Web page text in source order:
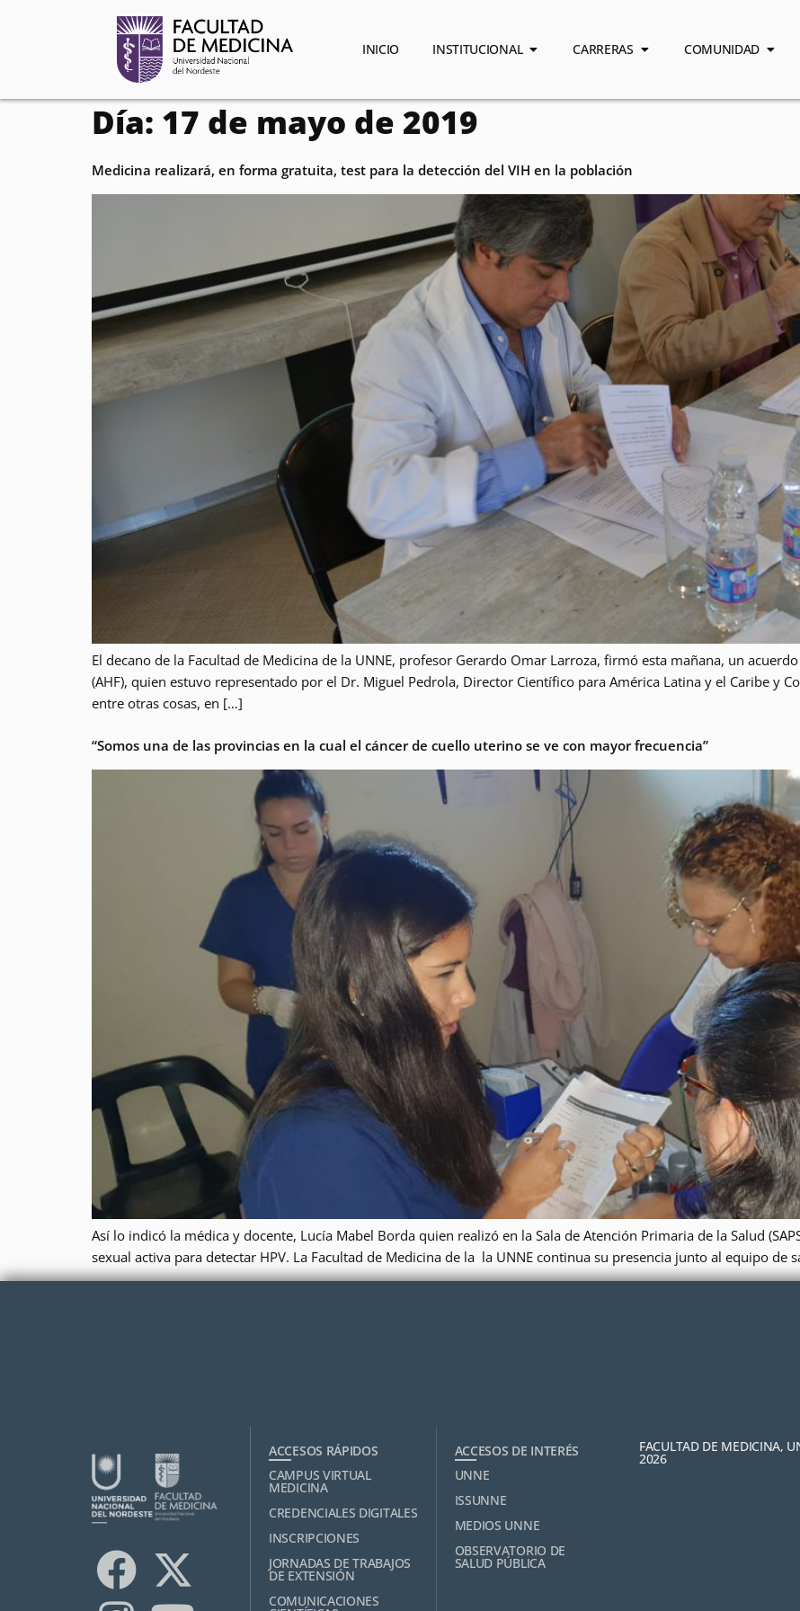
INICIO INSTITUCIONAL CARRERAS COMUNIDAD
Día: 17 de mayo de 2019
Medicina realizará, en forma gratuita, test para la detección del VIH en la población
El decano de la Facultad de Medicina de la UNNE, profesor Gerardo Omar Larroza, firmó esta mañana, un acuerdo
(AHF), quien estuvo representado por el Dr. Miguel Pedrola, Director Científico para América Latina y el Caribe y
entre otras cosas, en […]
“Somos una de las provincias en la cual el cáncer de cuello uterino se ve con mayor frecuencia”
Así lo indicó la médica y docente, Lucía Mabel Borda quien realizó en la Sala de Atención Primaria de la Salud
sexual activa para detectar HPV. La Facultad de Medicina de la la UNNE continua su presencia junto al equipo
ACCESOS RÁPIDOS
CAMPUS VIRTUAL
MEDICINA
CREDENCIALES DIGITALES
INSCRIPCIONES
JORNADAS DE TRABAJOS
DE EXTENSIÓN
COMUNICACIONES
ACCESOS DE INTERÉS
UNNE
ISSUNNE
MEDIOS UNNE
OBSERVATORIO DE
SALUD PÚBLICA
FACULTAD DE MEDICINA,
2026